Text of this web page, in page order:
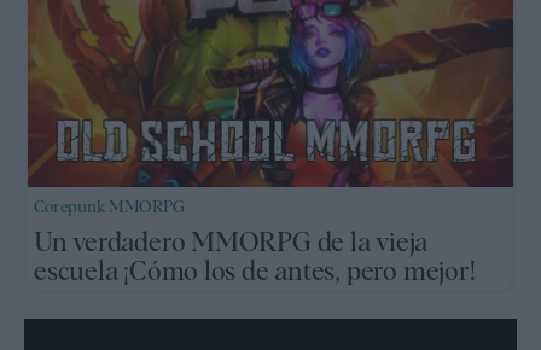
Corepunk MMORPG
Un verdadero MMORPG de la vieja
escuela ¡Cómo los de antes, pero mejor!